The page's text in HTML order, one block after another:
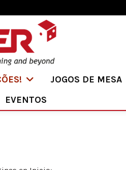
JOGOS DE MESA
EVENTOS